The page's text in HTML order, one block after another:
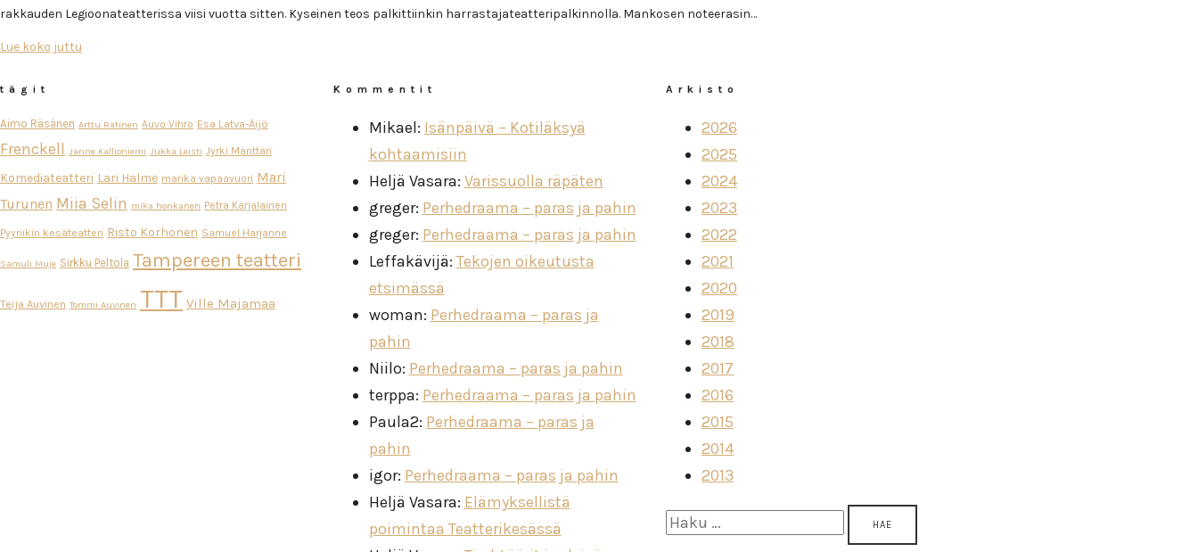
rakkauden Legioonateatterissa viisi vuotta sitten. Kyseinen teos palkittiinkin harrastajateatteripalkinnolla. Mankosen noteerasin…
Lue koko juttu
tägit
Aimo Räsänen Arttu Ratinen Auvo Vihro Esa Latva-Äijö
Frenckell Janne Kallioniemi Jukka Leisti Jyrki Mänttäri
Komediateatteri Lari Halme marika vapaavuori Mari
Turunen Miia Selin mika honkanen Petra Karjalainen
Pyynikin kesäteatteri Risto Korhonen Samuel Harjanne
Samuli Muje Sirkku Peltola Tampereen teatteri
Teija Auvinen Tommi Auvinen TTT Ville Majamaa
Kommentit
Mikael: Isänpäivä – Kotiläksyä
kohtaamisiin
Heljä Vasara: Varissuolla räpäten
greger: Perhedraama – paras ja pahin
greger: Perhedraama – paras ja pahin
Leffakävijä: Tekojen oikeutusta
etsimässä
woman: Perhedraama – paras ja
pahin
Niilo: Perhedraama – paras ja pahin
terppa: Perhedraama – paras ja pahin
Paula2: Perhedraama – paras ja
pahin
igor: Perhedraama – paras ja pahin
Heljä Vasara: Elämyksellistä
poimintaa Teatterikesässä
Arkisto
2026
2025
2024
2023
2022
2021
2020
2019
2018
2017
2016
2015
2014
2013
Haku: